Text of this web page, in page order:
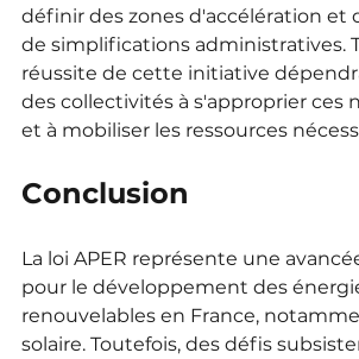
définir des zones d'accélération et
de simplifications administratives.
réussite de cette initiative
des collectivités à s'approprier ces
et à mobiliser les ressources
Conclusion
La loi APER représente une
pour le développement des
renouvelables en France,
solaire. Toutefois, des défis